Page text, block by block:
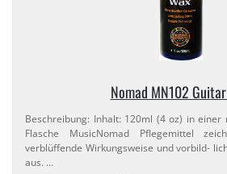
Nomad MN102
Beschreibung: Inhalt: 120ml (4 oz) in einer
Flasche MusicNomad Pflegemittel
verblüffende Wirkungsweise und vorbild-
aus. …